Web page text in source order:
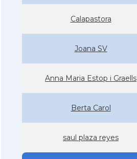
Calapastora
Joana SV
Anna Maria Estop i Graells
Berta Carol
saul plaza reyes